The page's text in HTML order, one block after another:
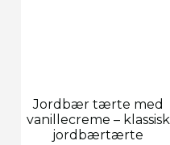
Jordbær tærte med
vanillecreme – klassisk
jordbærtærte